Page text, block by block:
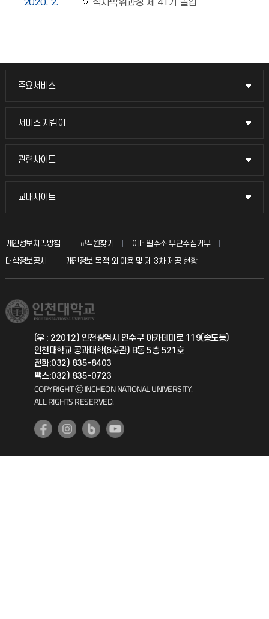
2020. 2. 석사학위과정 제 41기 졸업
주요서비스
주요서비스
교무회의방송
입학안내
취업정보(학생)
서비스 지킴이
서비스 지킴이
묻고 답하기
칭찬마당
학생서비스 지킴이
관련사이트
관련사이트
국방헬프콜
총동문회
교내사이트
교내사이트
교수회
교육혁신본부
국제지원과
공자아카데미
기초교육원
개인정보처리방침 교직원찾기
이메일주소 무단수집거부
대학정보공시
개인정보 목적 외 이용 및 제 3차 제공 현황
(우 : 22012) 인천광역시 연수구 아카데미로 119(송도동)
인천대학교 공과대학(8호관) B동 5층 521호
전화:032) 835-8403
팩스:032) 835-0723
COPYRIGHT ⓒ INCHEON NATIONAL UNIVERSITY.
ALL RIGHTS RESERVED.